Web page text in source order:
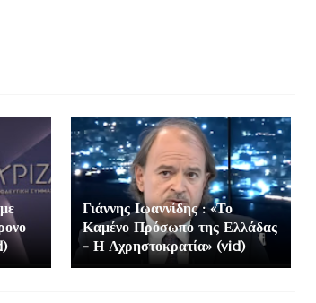
Γιάννης Ιωαννίδης : «Το
Καμένο Πρόσωπο της Ελλάδας
- Η Αχρηστοκρατία» (vid)